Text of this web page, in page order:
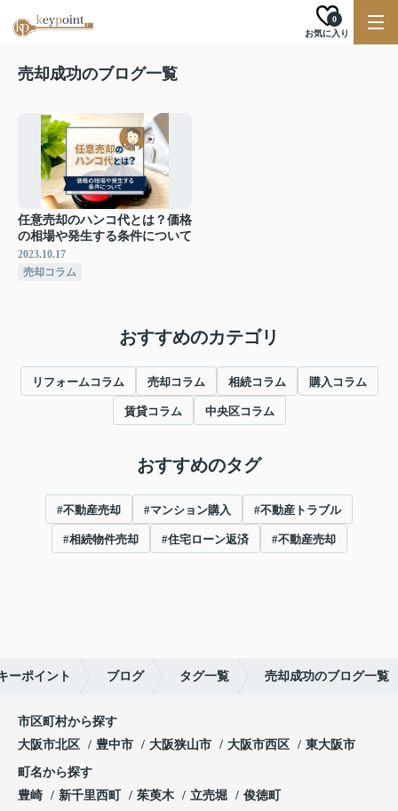
お気に入り
0
売却成功のブログ一覧
任意売却のハンコ代とは？価格
の相場や発生する条件について
2023.10.17
売却コラム
おすすめのカテゴリ
リフォームコラム 売却コラム 相続コラム 購入コラム
賃貸コラム 中央区コラム
おすすめのタグ
#不動産売却 #マンション購入 #不動産トラブル
#相続物件売却 #住宅ローン返済 #不動産売却
ーポイント ブログ タグ一覧 売却成功のブログ一覧
市区町村から探す
大阪市北区
豊中市 大阪狭山市 大阪市西区 東大阪市
町名から探す
豊崎
新千里西町 茱萸木 立売堀 俊徳町